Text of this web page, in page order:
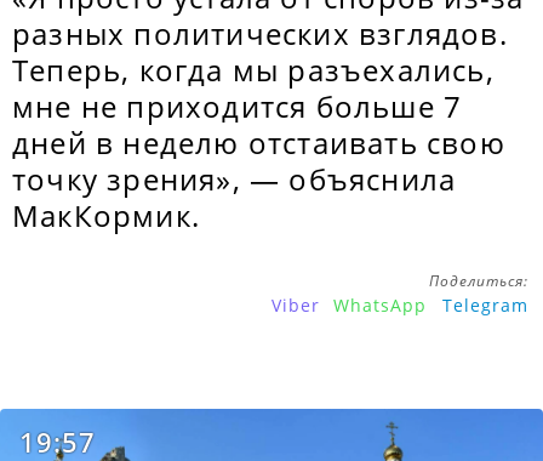
разных политических взглядов.
Теперь, когда мы разъехались,
мне не приходится больше 7
дней в неделю отстаивать свою
точку зрения», — объяснила
МакКормик.
Поделиться:
Viber WhatsApp Telegram
19:57